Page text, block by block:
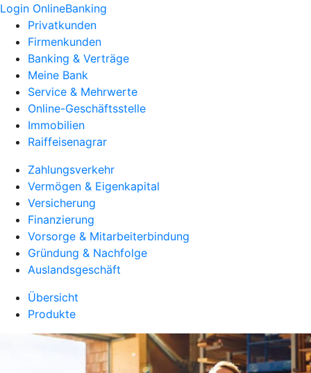
Login OnlineBanking
Privatkunden
Firmenkunden
Banking & Verträge
Meine Bank
Service & Mehrwerte
Online-Geschäftsstelle
Immobilien
Raiffeisenagrar
Zahlungsverkehr
Vermögen & Eigenkapital
Versicherung
Finanzierung
Vorsorge & Mitarbeiterbindung
Gründung & Nachfolge
Auslandsgeschäft
Übersicht
Produkte